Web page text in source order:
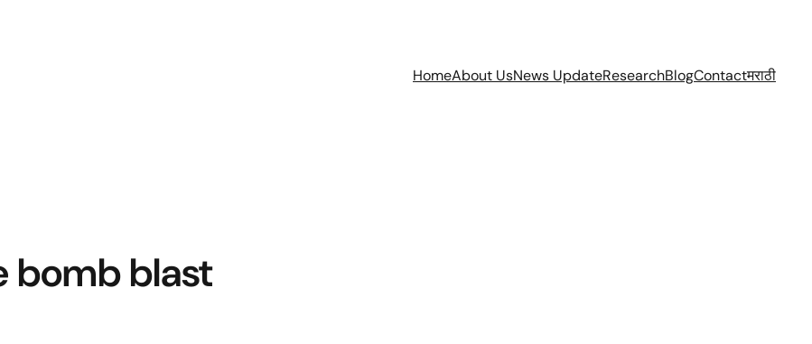
HomeAbout UsNews UpdateResearchBlogContactमराठी
bomb blast